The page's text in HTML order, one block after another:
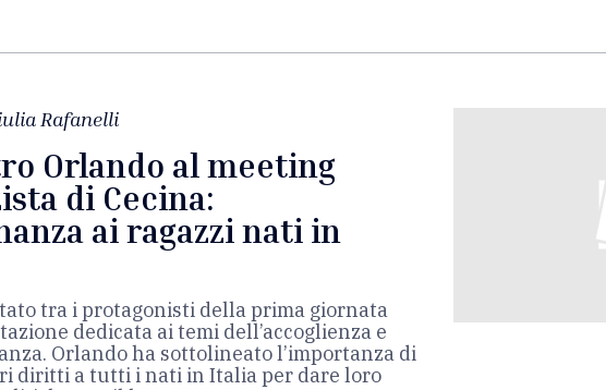
Rafanelli
Orlando al meeting
di Cecina:
ai ragazzi nati in
tra i protagonisti della prima giornata
dedicata ai temi dell’accoglienza e
Orlando ha sottolineato l’importanza di
diritti a tutti i nati in Italia per dare loro